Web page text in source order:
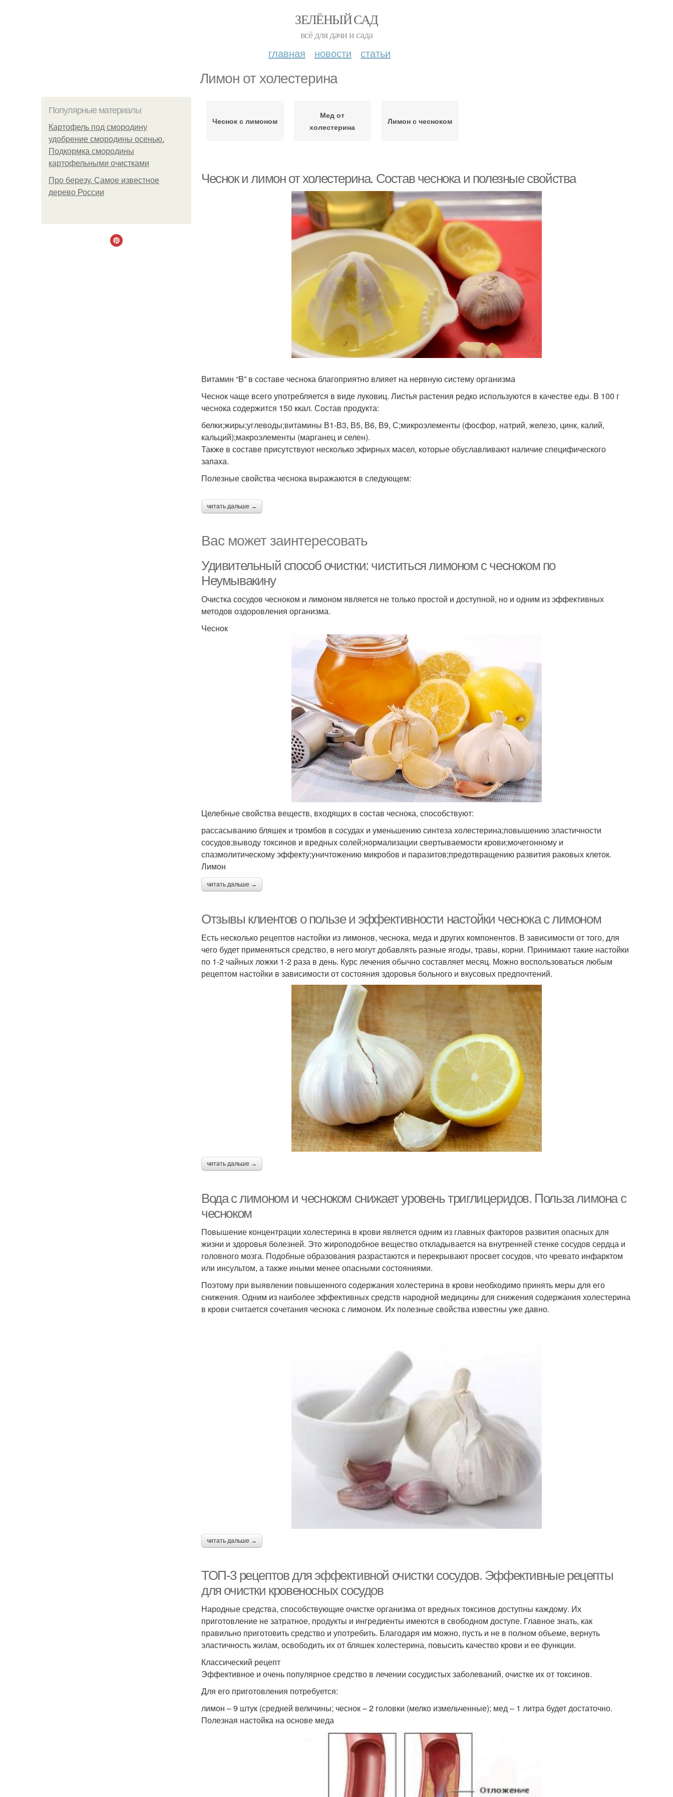
ЗЕЛЁНЫЙ САД
всё для дачи и сада
главная новости статьи
Лимон от холестерина
Популярные материалы
Картофель под смородину
удобрение смородины осенью.
Подкормка смородины
картофельными очистками
Про березу. Самое известное
дерево России
Чеснок с лимоном
Мед от
холестерина
Лимон с чесноком
Чеснок и лимон от холестерина. Состав чеснока и полезные свойства
Витамин “B” в составе чеснока благоприятно влияет на нервную систему организма
Чеснок чаще всего употребляется в виде луковиц. Листья растения редко используются в качестве еды. В 100 г
чеснока содержится 150 ккал. Состав продукта:
белки;жиры;углеводы;витамины В1-В3, В5, В6, В9, С;микроэлементы (фосфор, натрий, железо, цинк, калий,
кальций);макроэлементы (марганец и селен).
Также в составе присутствуют несколько эфирных масел, которые обуславливают наличие специфического
запаха.
Полезные свойства чеснока выражаются в следующем:
читать дальше →
Вас может заинтересовать
Удивительный способ очистки: чиститься лимоном с чесноком по
Неумывакину
Очистка сосудов чесноком и лимоном является не только простой и доступной, но и одним из эффективных
методов оздоровления организма.
Чеснок
Целебные свойства веществ, входящих в состав чеснока, способствуют:
рассасыванию бляшек и тромбов в сосудах и уменьшению синтеза холестерина;повышению эластичности
сосудов;выводу токсинов и вредных солей;нормализации свертываемости крови;мочегонному и
спазмолитическому эффекту;уничтожению микробов и паразитов;предотвращению развития раковых клеток.
Лимон
читать дальше →
Отзывы клиентов о пользе и эффективности настойки чеснока с лимоном
Есть несколько рецептов настойки из лимонов, чеснока, меда и других компонентов. В зависимости от того, для
чего будет применяться средство, в него могут добавлять разные ягоды, травы, корни. Принимают такие настойки
по 1-2 чайных ложки 1-2 раза в день. Курс лечения обычно составляет месяц. Можно воспользоваться любым
рецептом настойки в зависимости от состояния здоровья больного и вкусовых предпочтений.
читать дальше →
Вода с лимоном и чесноком снижает уровень триглицеридов. Польза лимона с
чесноком
Повышение концентрации холестерина в крови является одним из главных факторов развития опасных для
жизни и здоровья болезней. Это жироподобное вещество откладывается на внутренней стенке сосудов сердца и
головного мозга. Подобные образования разрастаются и перекрывают просвет сосудов, что чревато инфарктом
или инсультом, а также иными менее опасными состояниями.
Поэтому при выявлении повышенного содержания холестерина в крови необходимо принять меры для его
снижения. Одним из наиболее эффективных средств народной медицины для снижения содержания холестерина
в крови считается сочетания чеснока с лимоном. Их полезные свойства известны уже давно.
читать дальше →
ТОП-3 рецептов для эффективной очистки сосудов. Эффективные рецепты
для очистки кровеносных сосудов
Народные средства, способствующие очистке организма от вредных токсинов доступны каждому. Их
приготовление не затратное, продукты и ингредиенты имеются в свободном доступе. Главное знать, как
правильно приготовить средство и употребить. Благодаря им можно, пусть и не в полном объеме, вернуть
эластичность жилам, освободить их от бляшек холестерина, повысить качество крови и ее функции.
Классический рецепт
Эффективное и очень популярное средство в лечении сосудистых заболеваний, очистке их от токсинов.
Для его приготовления потребуется:
лимон – 9 штук (средней величины; чеснок – 2 головки (мелко измельченные); мед – 1 литра будет достаточно.
Полезная настойка на основе меда